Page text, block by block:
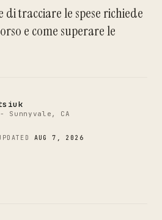
tracciare le spese richiede
e come superare le
Sunnyvale, CA
AUG 7, 2026